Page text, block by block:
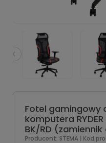
Fotel gamingowy
komputera RYDER
BK/RD
Producent: STEMA | Kod